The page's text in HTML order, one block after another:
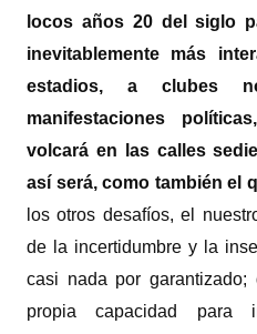
locos años 20 del siglo
inevitablemente más
estadios, a clubes
manifestaciones
volcará en las calles
así será, como también el
los otros desafíos, el
de la incertidumbre y la
casi nada por garantizado;
propia capacidad para